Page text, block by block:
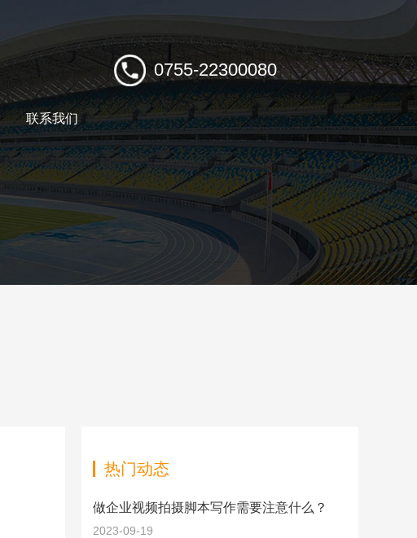
0755-22300080
联系我们
CONTACT
热门动态
做企业视频拍摄脚本写作需要注意什么？
2023-09-19